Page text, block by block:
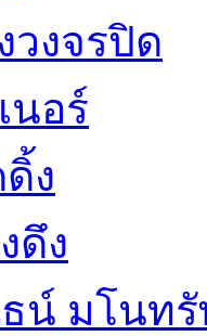
วงจรปิด
นอร์
ง
ดึง
น์ มโนท